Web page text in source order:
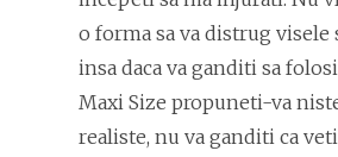
o forma sa va distrug visele
insa daca va ganditi sa
Maxi Size propuneti-va
realiste, nu va ganditi ca